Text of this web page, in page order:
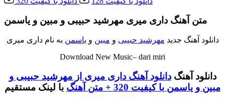
متن آهنگ داری میری مهرشید حبیبی و مبین و یاسمن
دانلود آهنگ جدید مهرشید حبیبی و مبین و یاسمن به نام داری میری
Download New Music– dari miri
دانلود آهنگدانلود آهنگ داری میری از مهرشید حبیبی و
مبین و یاسمن با کیفیت 320 + متن آهنگ
با لینک مستقیم